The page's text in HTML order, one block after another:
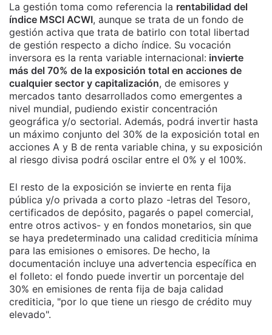
La gestión toma como referencia la rentabilidad del
índice MSCI ACWI, aunque se trata de un fondo de
gestión activa que trata de batirlo con total libertad
de gestión respecto a dicho índice. Su vocación
inversora es la renta variable internacional: invierte
más del 70% de la exposición total en acciones de
cualquier sector y capitalización, de emisores y
mercados tanto desarrollados como emergentes a
nivel mundial, pudiendo existir concentración
geográfica y/o sectorial. Además, podrá invertir hasta
un máximo conjunto del 30% de la exposición total en
acciones A y B de renta variable china, y su exposición
al riesgo divisa podrá oscilar entre el 0% y el 100%.
El resto de la exposición se invierte en renta fija
pública y/o privada a corto plazo -letras del Tesoro,
certificados de depósito, pagarés o papel comercial,
entre otros activos- y en fondos monetarios, sin que
se haya predeterminado una calidad crediticia mínima
para las emisiones o emisores. De hecho, la
documentación incluye una advertencia específica en
el folleto: el fondo puede invertir un porcentaje del
30% en emisiones de renta fija de baja calidad
crediticia, "por lo que tiene un riesgo de crédito muy
elevado".